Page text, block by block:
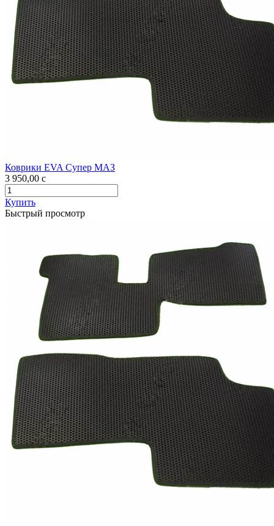
Коврики EVA Супер МАЗ
3 950,00 c
Купить
Быстрый просмотр